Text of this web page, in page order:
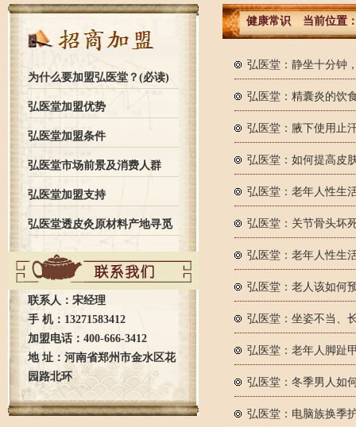
为什么要加盟弘医堂？(必读)
弘医堂加盟优势
弘医堂加盟条件
弘医堂市场前景及消费人群
弘医堂加盟支持
弘医堂透皮灸原材料产地寻觅
之旅全记录
联系人：宋经理
手 机：13271583412
加盟电话：400-666-3412
地 址：河南省郑州市金水区花
园路北环
健康常识 当前位置
弘医堂：静坐十分钟
弘医堂：精囊炎的饮
弘医堂：腋下使用止
弘医堂：如何提高皮
弘医堂：老年人性生
弘医堂：关节骨头坏
弘医堂：老年人性生
弘医堂：老人该如何
弘医堂：坐姿不当、
弘医堂：老年人脚趾
弘医堂：冬季男人如
弘医堂：电脑族换季